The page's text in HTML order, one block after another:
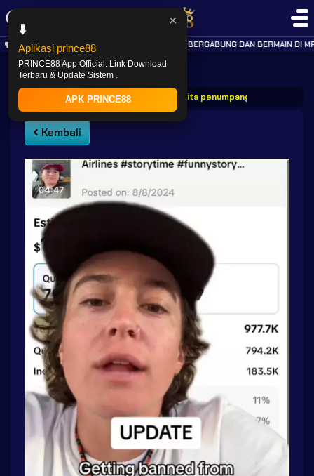
OFFICIAL PARTNER BARU KAMI MPONIX. JIKA BERGABUNG DAN BERMAIN DI
Post Prince88 berita penumpang dilarang
Kembali
✕
⬇️
Aplikasi prince88
PRINCE88 App Official: Link Download
Terbaru & Update Sistem .
APK PRINCE88